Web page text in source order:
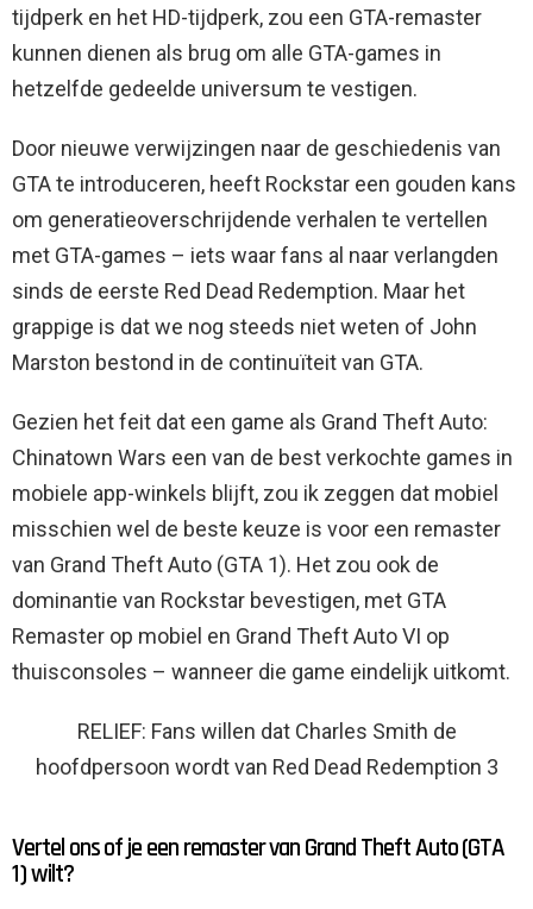
tijdperk en het HD-tijdperk, zou een GTA-remaster
kunnen dienen als brug om alle GTA-games in
hetzelfde gedeelde universum te vestigen.
Door nieuwe verwijzingen naar de geschiedenis van
GTA te introduceren, heeft Rockstar een gouden kans
om generatieoverschrijdende verhalen te vertellen
met GTA-games – iets waar fans al naar verlangden
sinds de eerste Red Dead Redemption. Maar het
grappige is dat we nog steeds niet weten of John
Marston bestond in de continuïteit van GTA.
Gezien het feit dat een game als Grand Theft Auto:
Chinatown Wars een van de best verkochte games in
mobiele app-winkels blijft, zou ik zeggen dat mobiel
misschien wel de beste keuze is voor een remaster
van Grand Theft Auto (GTA 1). Het zou ook de
dominantie van Rockstar bevestigen, met GTA
Remaster op mobiel en Grand Theft Auto VI op
thuisconsoles – wanneer die game eindelijk uitkomt.
RELIEF: Fans willen dat Charles Smith de
hoofdpersoon wordt van Red Dead Redemption 3
Vertel ons of je een remaster van Grand Theft Auto (GTA
1) wilt?